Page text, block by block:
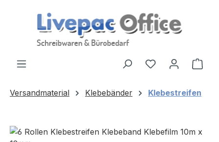
Zum Hauptinhalt springen
Versandmaterial Klebebänder Klebestreifen
Bildergalerie überspringen